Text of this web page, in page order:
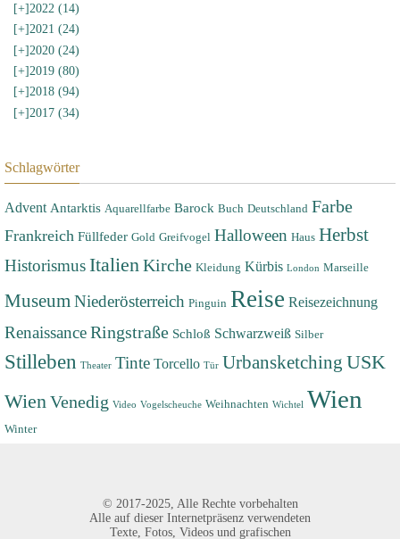
[+] 2022 (14)
[+]2021 (24)
[+]2020 (24)
[+] 2019 (80)
[+]2018 (94)
[+]2017 (34)
Schlagwörter
Advent Antarktis Aquarellfarbe Barock Buch Deutschland Farbe
Frankreich Füllfeder Gold Greifvogel Halloween Haus Herbst
HistorismusItalienKirche Kleidung Kürbis London Marseille
Museum Niederösterreich Pinguin Reise Reisezeichnung
RenaissanceRingstraße Schloß Schwarzweiß Silber
Stilleben Theater Tinte Torcello Tür Urbansketching USK
WienVenedig Video Vogelscheuche Weihnachten Wichtel Wien
Winter
© 2017-2025, Alle Rechte vorbehalten
Alle auf dieser Internetpräsenz verwendeten
Texte, Fotos, Videos und grafischen